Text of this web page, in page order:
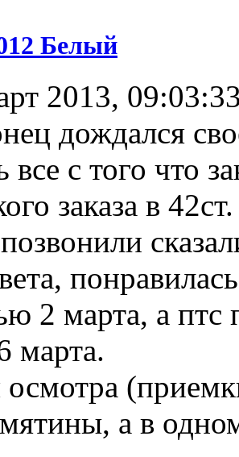
Белый
2013,
дождался
все с того что
заказа в
2 марта, а птс
марта.
а в